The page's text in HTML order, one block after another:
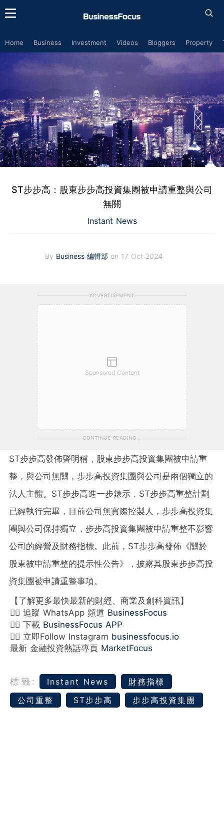
Home Business Investment Videos Bloggers Property
ST步步高：股東步步高投資集團被申請重整與公司
無關
Instant News
By Business 編輯部 on 17 Oct 2024
ADVERTISEMENT
Sponsored Content
CONTINUE READING
ST步步高發佈聲明稱，股東步步高投資集團被申請重
整，與公司無關，步步高投資集團與公司是兩個獨立的
法人主體。ST步步高進一步錶示，ST步步高重整計劃
已經執行完畢，目前公司無實際控製人，步步高投資集
團與公司保持獨立，步步高投資集團被申請重整不影響
公司的經營及財務指標。此前，ST步步高發佈《關於
股東被申請重整的提示性公告》，披露其股東步步高投
資集團被申請重整事項。
【了解更多最快最新的財經、商業及創科資訊】
👉🏻 追蹤 WhatsApp 頻道 BusinessFocus
👉🏻 下載 BusinessFocus APP
👉🏻 立即Follow Instagram businessfocus.io
最新 金融投資熱話專頁 MarketFocus
標籤: Instant News
財務指標
公司重整
ST步步高 步步高投資集團